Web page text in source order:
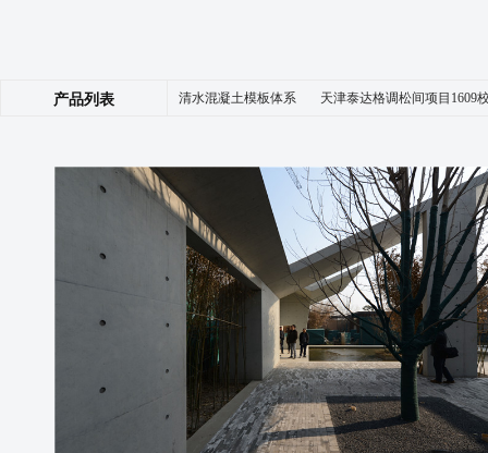
产品列表 清水混凝土模板体系 天津泰达格调松间项目1609